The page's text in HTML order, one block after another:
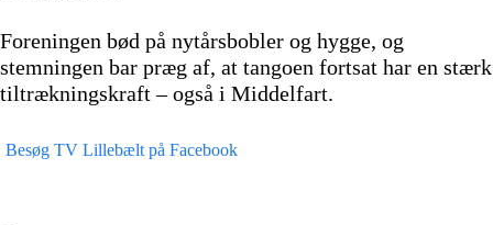
Foreningen bød på nytårsbobler og hygge, og
stemningen bar præg af, at tangoen fortsat har en stærk
tiltrækningskraft – også i Middelfart.
Besøg TV Lillebælt på Facebook